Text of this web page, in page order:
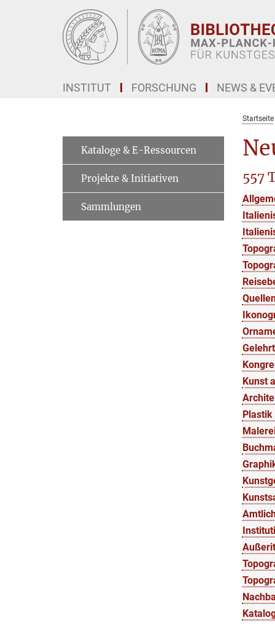
INSTITUT FORSCHUNG NEWS &
Startseite
557
Kunst
Plastik
Kataloge & E-Ressourcen
Projekte & Initiativen
Sammlungen